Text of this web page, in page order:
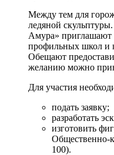
Между тем для
ледяной
Амура» приглашают
профильных школ и
Обещают
желанию можно
Для участия
подать заявку;
разработать
изготовить
Общественно-
100).